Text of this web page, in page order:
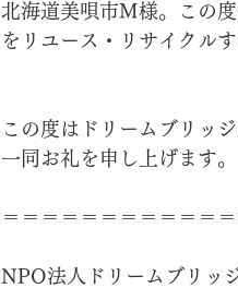
北海道美唄市M様。この
をリユース・リサイクル
この度はドリームブリッ
一同お礼を申し上げます。
＝＝＝＝＝＝＝＝＝＝＝
NPO法人ドリームブリッ